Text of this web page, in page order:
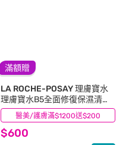
滿額贈
醫美/護膚滿$1200送$200
LA ROCHE-POSAY 理膚寶水
理膚寶水B5全面修復保濕清潔
露 100ml
$600
(3)